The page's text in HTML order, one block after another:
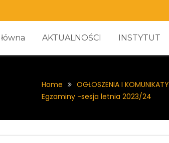
AKTUALNOŚCI INSTYTUT
Home OGŁOSZENIA I KOMUNIKATY
Egzaminy -sesja letnia 2023/24